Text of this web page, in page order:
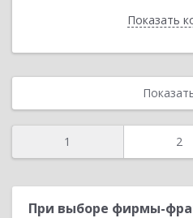
Показать
1 2
При выборе фирмы-